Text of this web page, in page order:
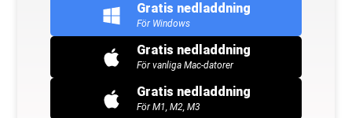
Gratis nedladdning
För Windows
Gratis nedladdning
För vanliga Mac-datorer
Gratis nedladdning
För M1, M2, M3